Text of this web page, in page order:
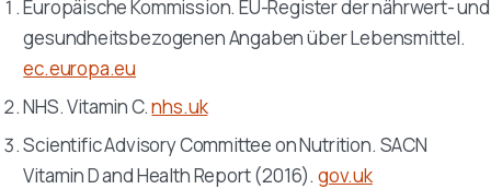
Europäische Kommission. EU-Register der nährwert- und
gesundheitsbezogenen Angaben über Lebensmittel.
ec.europa.eu
NHS. Vitamin C.nhs.uk
Scientific Advisory Committee on Nutrition. SACN
Vitamin D and Health Report (2016). gov.uk